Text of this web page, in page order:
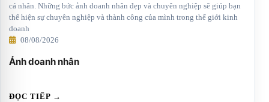
cá nhân. Những bức ảnh doanh nhân đẹp và chuyên nghiệp sẽ giúp bạn
thể hiện sự chuyên nghiệp và thành công của mình trong thế giới kinh
doanh
08/08/2026
Ảnh doanh nhân
ĐỌC TIẾP →